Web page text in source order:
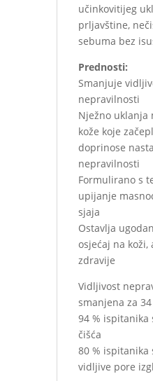
učinkovitijeg
prljavštine,
sebuma bez
Prednosti:
Smanjuje
nepravilnosti
Nježno uklanja
kože koje
doprinose
nepravilnosti
Formulirano s
upijanje
sjaja
Ostavlja
osjećaj na koži,
zdravije
Vidljivost
smanjena za 34
94 % ispitanika
čišća
80 % ispitanika
vidljive pore